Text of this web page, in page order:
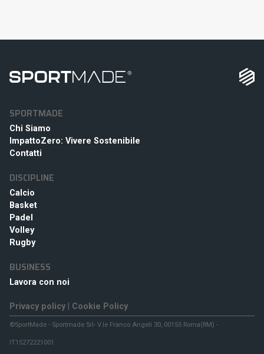
SPORTMADE
Chi Siamo
ImpattoZero: Vivere Sostenibile
Contatti
DISCIPLINE
Calcio
Basket
Padel
Volley
Rugby
BUSINESS
Lavora con noi
Privacy policy Cookie Policy
©SportMade - Sportmade Srl- V.le Franco Angeli 30, 00155 Roma(RM) -
IT15272221001